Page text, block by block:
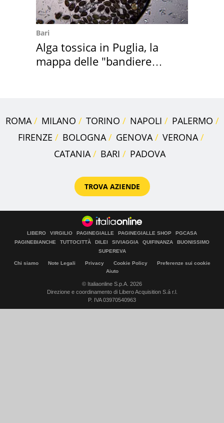
Bari
Alga tossica in Puglia, la
mappa delle "bandiere
ROMA MILANO TORINO NAPOLI
PALERMO
FIRENZE
BOLOGNA GENOVA
VERONA
CATANIA
BARI PADOVA
TROVA AZIENDE
LIBERO VIRGILIO PAGINEGIALLE PAGINEGIALLE SHOP
PGCASA
PAGINEBIANCHE
TUTTOCITTÀ DILEI SIVIAGGIA QUIFINANZA
BUONISSIMO
SUPEREVA
Chi siamo Note Legali Privacy Cookie Policy
Preferenze sui cookie
Aiuto
© Italiaonline S.p.A. 2026
Direzione e coordinamento di Libero Acquisition S.á r.l.
P. IVA 03970540963